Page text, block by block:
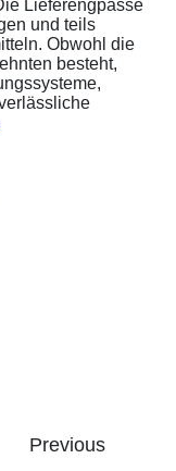
Lieferengpässe
und teils
Obwohl die
besteht,
Previous